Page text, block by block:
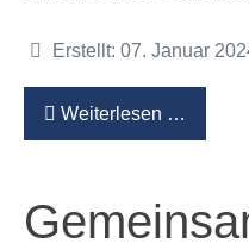
Details
Erstellt: 07. Januar
Weiterlesen …